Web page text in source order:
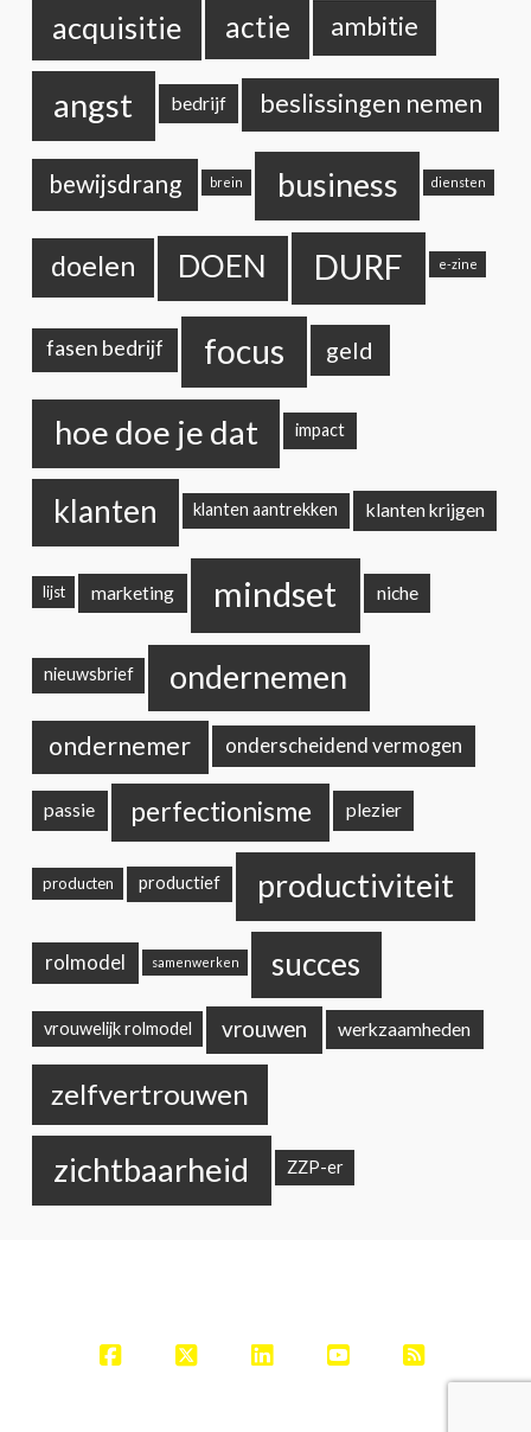
acquisitie actie ambitie
angst bedrijf beslissingen nemen
bewijsdrang brein business diensten
doelen DOEN DURF e-zine
fasen bedrijf focus geld
hoe doe je dat impact
klanten klanten aantrekken klanten krijgen
lijst marketing mindset niche
nieuwsbrief ondernemen
ondernemer onderscheidend vermogen
passie perfectionisme plezier
producten productief productiviteit
rolmodel samenwerken succes
vrouwelijk rolmodel vrouwen werkzaamheden
zelfvertrouwen
zichtbaarheid ZZP-er